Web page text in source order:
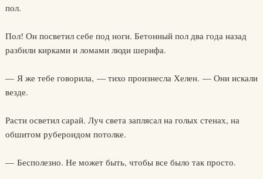
пол.
Пол! Он посветил себе под ноги. Бетонный пол два года назад
разбили кирками и ломами люди шерифа.
— Я же тебе говорила, — тихо произнесла Хелен. — Они искали
везде.
Расти осветил сарай. Луч света заплясал на голых стенах, на
обшитом рубероидом потолке.
— Бесполезно. Не может быть, чтобы все было так просто.